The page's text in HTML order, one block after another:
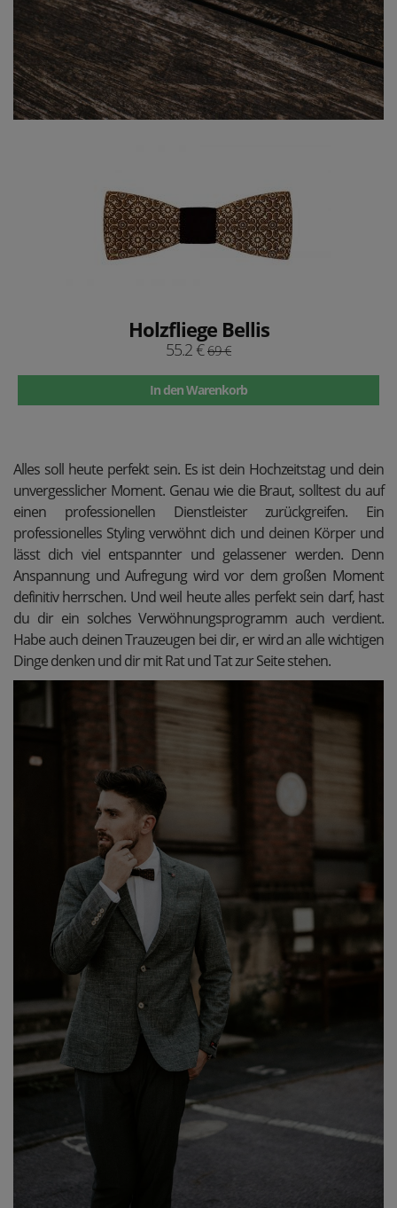
Holzfliege Bellis
55.2 €69 €
In den Warenkorb
Alles soll heute perfekt sein. Es ist dein Hochzeitstag und dein
unvergesslicher Moment. Genau wie die Braut, solltest du auf
einen professionellen Dienstleister zurückgreifen. Ein
professionelles Styling verwöhnt dich und deinen Körper und
lässt dich viel entspannter und gelassener werden. Denn
Anspannung und Aufregung wird vor dem großen Moment
definitiv herrschen. Und weil heute alles perfekt sein darf, hast
du dir ein solches Verwöhnungsprogramm auch verdient.
Habe auch deinen Trauzeugen bei dir, er wird an alle wichtigen
Dinge denken und dir mit Rat und Tat zur Seite stehen.